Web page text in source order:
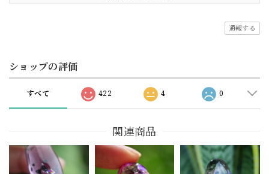
通報する
ショップの評価
すべて 422 4 0
関連商品